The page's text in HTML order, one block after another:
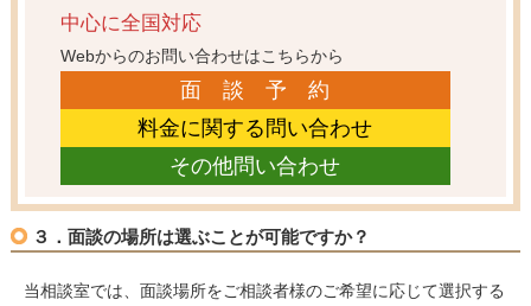
中心に全国対応
Webからのお問い合わせはこちらから
面 談 予 約
料金に関する問い合わせ
その他問い合わせ
３．面談の場所は選ぶことが可能ですか？
当相談室では、面談場所をご相談者様のご希望に応じて選択する